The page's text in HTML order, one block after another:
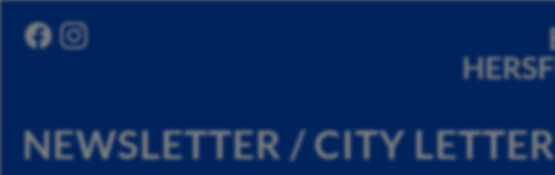
NEWSLETTER / CITY LETTER